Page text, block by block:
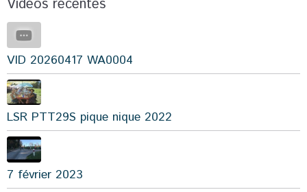
Vidéos récentes
VID 20260417 WA0004
LSR PTT29S pique nique 2022
7 février 2023